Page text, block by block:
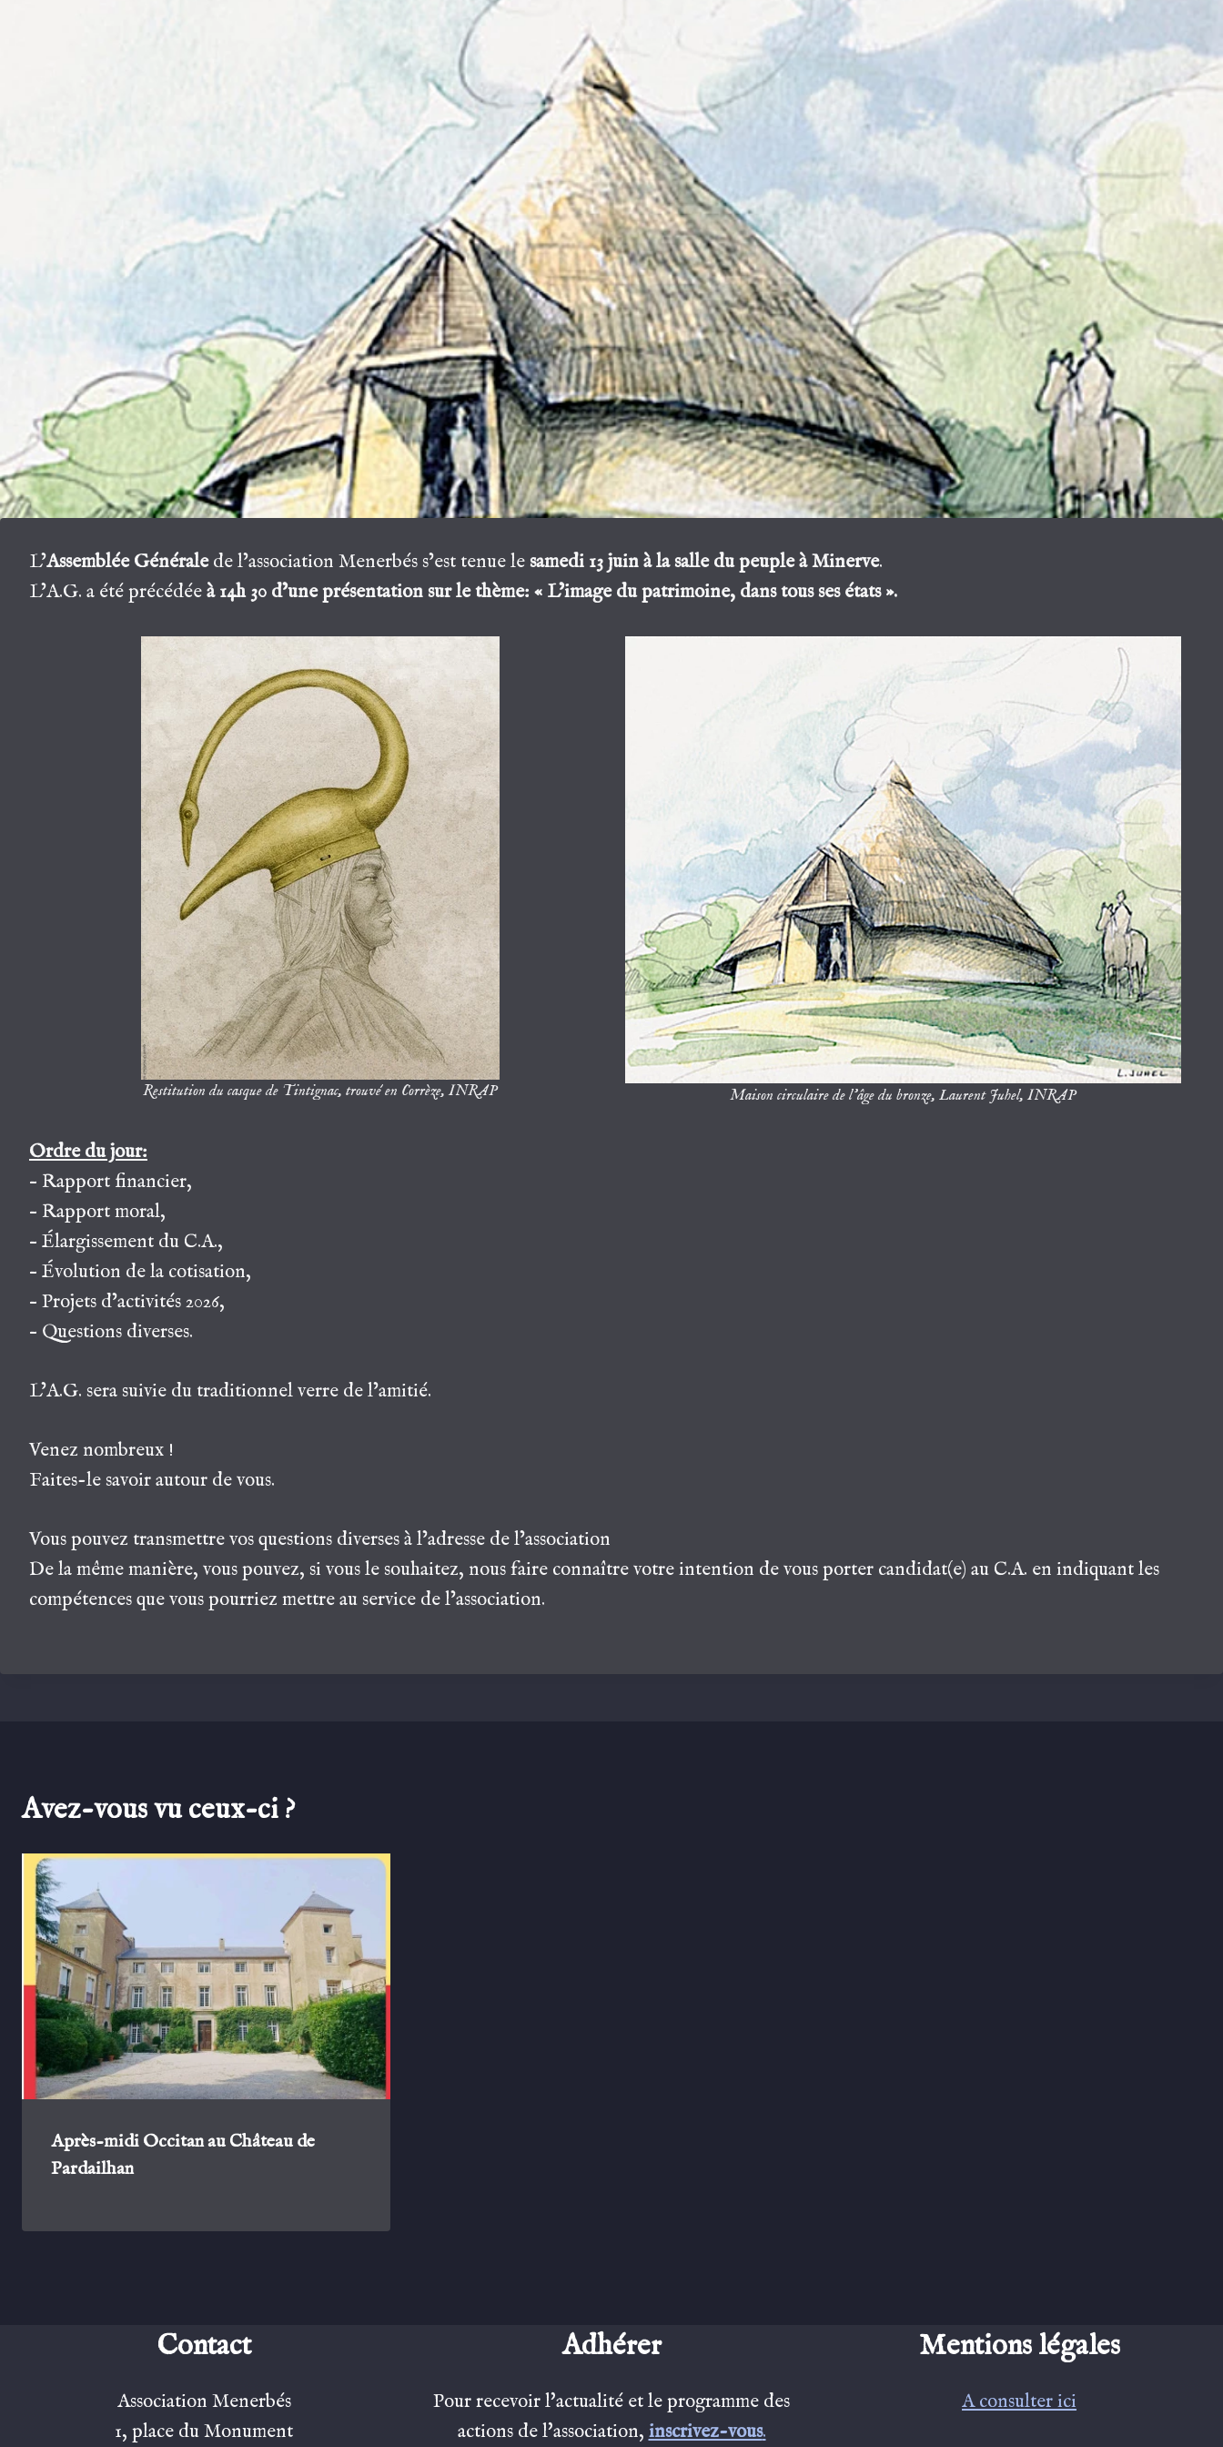
L’Assemblée Généralede l’association Menerbés s’est tenue le samedi 13 juin à la salle du peuple à Minerve.
L’A.G. a été précédéeà 14h 30 d’une présentation sur le thème: « L’image du patrimoine, dans tous ses états ».
Restitution du casque de Tintignac, trouvé en Corrèze, INRAP Maison circulaire de l’âge du bronze, Laurent Juhel, INRAP
Ordre du jour:
– Rapport financier,
– Rapport moral,
– Élargissement du C.A.,
– Évolution de la cotisation,
– Projets d’activités 2026,
– Questions diverses.
L’A.G. sera suivie du traditionnel verre de l’amitié.
Venez nombreux !
Faites-le savoir autour de vous.
Vous pouvez transmettre vos questions diverses à l’adresse de l’association
De la même manière, vous pouvez, si vous le souhaitez, nous faire connaître votre intention de vous porter candidat(e) au C.A. en indiquant les
compétences que vous pourriez mettre au service de l’association.
Avez-vous vu ceux-ci ?
Après-midi Occitan au Château de
Pardailhan
Contact
Association Menerbés
1, place du Monument
Adhérer
Pour recevoir l'actualité et le programme des
actions de l'association,inscrivez-vous.
Mentions légales
A consulter ici